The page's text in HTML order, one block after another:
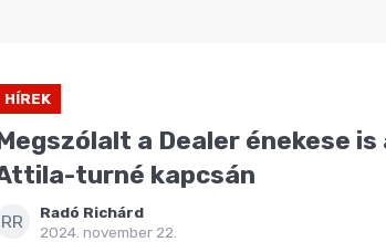
HÍREK
a Dealer énekese
turné kapcsán
RR
Radó Richárd
2024. november 22.